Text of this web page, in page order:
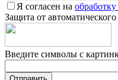
Я согласен на
Защита от
Введите символы с